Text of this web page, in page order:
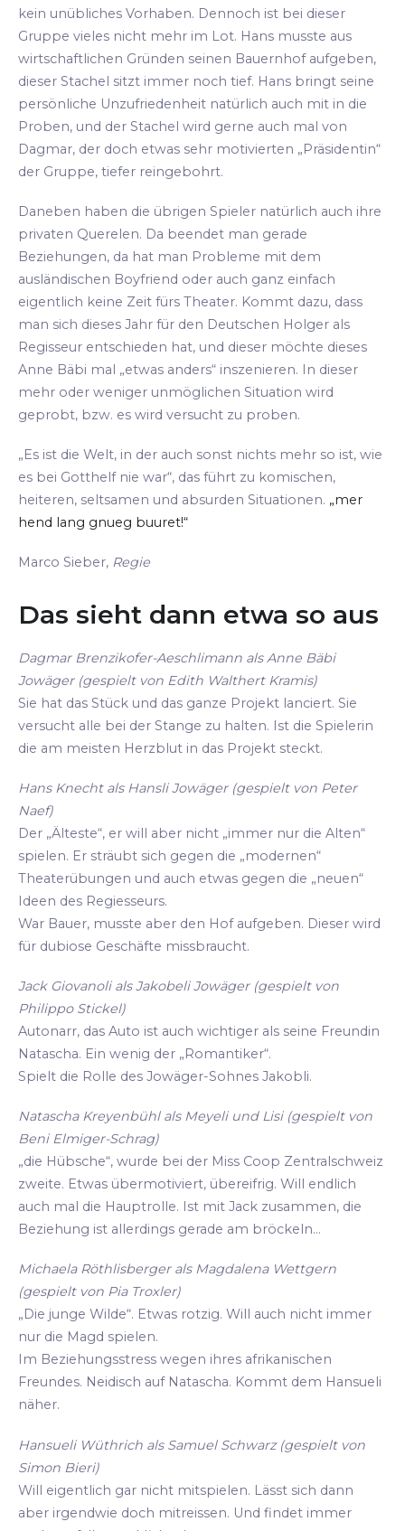
kein unübliches Vorhaben. Dennoch ist bei dieser
Gruppe vieles nicht mehr im Lot. Hans musste aus
wirtschaftlichen Gründen seinen Bauernhof aufgeben,
dieser Stachel sitzt immer noch tief. Hans bringt seine
persönliche Unzufriedenheit natürlich auch mit in die
Proben, und der Stachel wird gerne auch mal von
Dagmar, der doch etwas sehr motivierten „Präsidentin“
der Gruppe, tiefer reingebohrt.
Daneben haben die übrigen Spieler natürlich auch ihre
privaten Querelen. Da beendet man gerade
Beziehungen, da hat man Probleme mit dem
ausländischen Boyfriend oder auch ganz einfach
eigentlich keine Zeit fürs Theater. Kommt dazu, dass
man sich dieses Jahr für den Deutschen Holger als
Regisseur entschieden hat, und dieser möchte dieses
Anne Bäbi mal „etwas anders“ inszenieren. In dieser
mehr oder weniger unmöglichen Situation wird
geprobt, bzw. es wird versucht zu proben.
„Es ist die Welt, in der auch sonst nichts mehr so ist, wie
es bei Gotthelf nie war“, das führt zu komischen,
heiteren, seltsamen und absurden Situationen. „mer
hend lang gnueg buuret!“
Marco Sieber, Regie
Das sieht dann etwa so aus
Dagmar Brenzikofer-Aeschlimann als Anne Bäbi
Jowäger (gespielt von Edith Walthert Kramis)
Sie hat das Stück und das ganze Projekt lanciert. Sie
versucht alle bei der Stange zu halten. Ist die Spielerin
die am meisten Herzblut in das Projekt steckt.
Hans Knecht als Hansli Jowäger (gespielt von Peter
Naef)
Der „Älteste“, er will aber nicht „immer nur die Alten“
spielen. Er sträubt sich gegen die „modernen“
Theaterübungen und auch etwas gegen die „neuen“
Ideen des Regiesseurs.
War Bauer, musste aber den Hof aufgeben. Dieser wird
für dubiose Geschäfte missbraucht.
Jack Giovanoli als Jakobeli Jowäger (gespielt von
Philippo Stickel)
Autonarr, das Auto ist auch wichtiger als seine Freundin
Natascha. Ein wenig der „Romantiker“.
Spielt die Rolle des Jowäger-Sohnes Jakobli.
Natascha Kreyenbühl als Meyeli und Lisi (gespielt von
Beni Elmiger-Schrag)
„die Hübsche“, wurde bei der Miss Coop Zentralschweiz
zweite. Etwas übermotiviert, übereifrig. Will endlich
auch mal die Hauptrolle. Ist mit Jack zusammen, die
Beziehung ist allerdings gerade am bröckeln...
Michaela Röthlisberger als Magdalena Wettgern
(gespielt von Pia Troxler)
„Die junge Wilde“. Etwas rotzig. Will auch nicht immer
nur die Magd spielen.
Im Beziehungsstress wegen ihres afrikanischen
Freundes. Neidisch auf Natascha. Kommt dem Hansueli
näher.
Hansueli Wüthrich als Samuel Schwarz (gespielt von
Simon Bieri)
Will eigentlich gar nicht mitspielen. Lässt sich dann
aber irgendwie doch mitreissen. Und findet immer